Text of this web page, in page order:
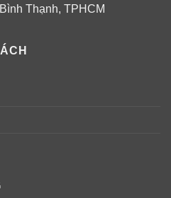
Thạnh, TPHCM